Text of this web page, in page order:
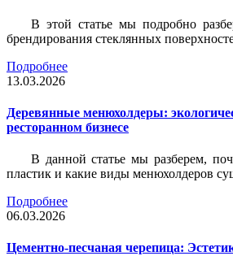
В этой статье мы подробно
брендирования стеклянных
Подробнее
13.03.2026
Деревянные менюхолдеры:
ресторанном бизнесе
В данной статье мы разберем,
пластик и какие виды менюхолдеров
Подробнее
06.03.2026
Цементно-песчаная черепица: